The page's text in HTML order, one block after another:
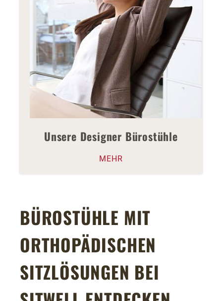
Unsere Designer Bürostühle
MEHR
BÜROSTÜHLE MIT
ORTHOPÄDISCHEN
SITZLÖSUNGEN BEI